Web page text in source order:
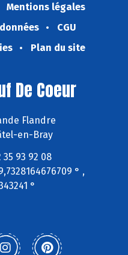
Mentions légales
CGU
Plan du site
De Coeur
Flandre
en-Bray
35 93 92 08
° ,
°